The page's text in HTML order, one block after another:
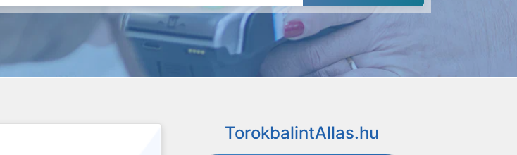
TorokbalintAllas.hu